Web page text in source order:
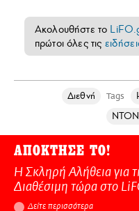
Ακολουθήστε το
πρώτοι όλες τις
Διεθνή Tags
ΑΠΟΚΤΗΣΕ ΤΟ!
Η Σκληρή Αλήθεια για
Διαθέσιμη τώρα στo
Δείτε περισσότερα